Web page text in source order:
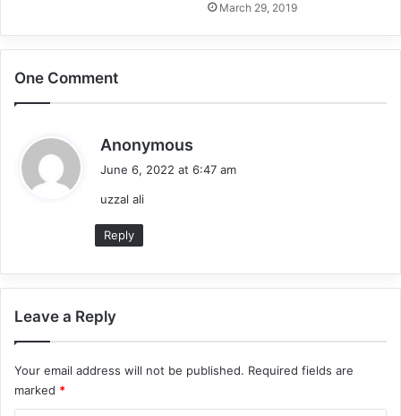
March 29, 2019
One Comment
Anonymous
a
June 6, 2022 at 6:47 am
uzzal ali
Reply
Leave a Reply
Your email address will not be published. Required fields are
marked *